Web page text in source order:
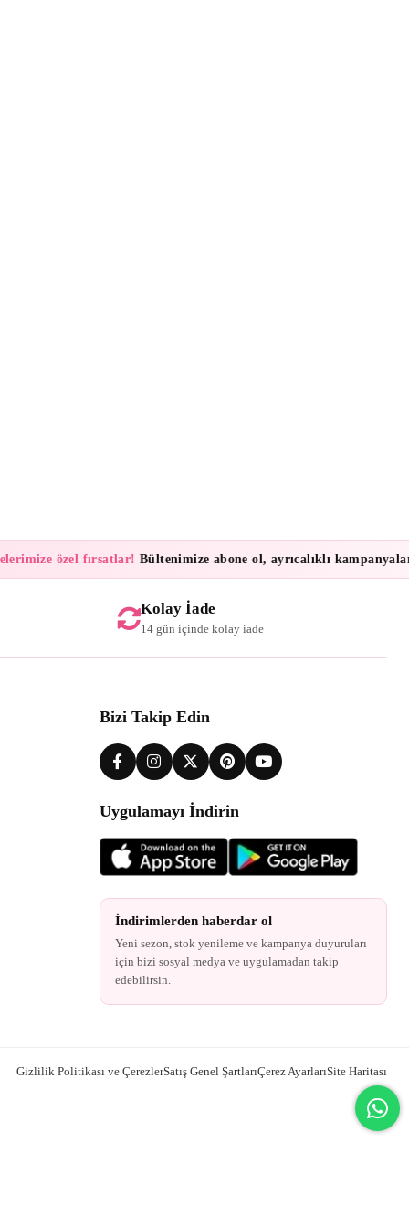
özel fırsatlar!Bültenimize abone ol, ayrıcalıklı kampanyalar
Kolay İade
14 gün içinde kolay iade
Bizi Takip Edin
Uygulamayı İndirin
İndirimlerden haberdar ol
Yeni sezon, stok yenileme ve kampanya duyuruları
için bizi sosyal medya ve uygulamadan takip
edebilirsin.
Gizlilik Politikası ve ÇerezlerSatış Genel ŞartlarıÇerez AyarlarıSite Haritası